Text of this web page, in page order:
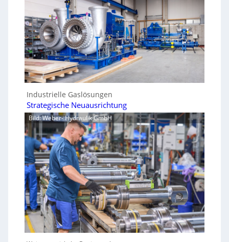
Industrielle Gaslösungen
Strategische Neuausrichtung
Bild: Weber- Hydraulik GmbH